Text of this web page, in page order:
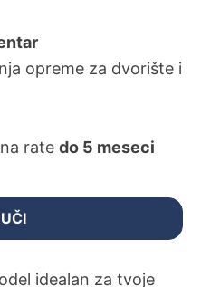
opreme za dvorište i
rate do 5 meseci
idealan za tvoje